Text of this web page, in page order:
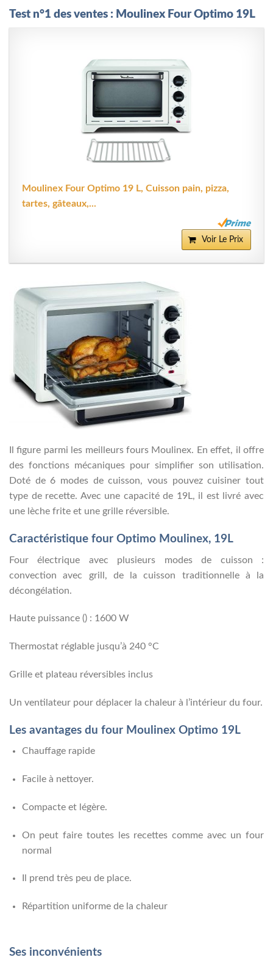
Test n°1 des ventes : Moulinex Four Optimo 19L
Moulinex Four Optimo 19 L, Cuisson pain, pizza,
tartes, gâteaux,...
Voir Le Prix
Il figure parmi les meilleurs fours Moulinex. En effet, il offre
des fonctions mécaniques pour simplifier son utilisation.
Doté de 6 modes de cuisson, vous pouvez cuisiner tout
type de recette. Avec une capacité de 19L, il est livré avec
une lèche frite et une grille réversible.
Caractéristique four Optimo Moulinex, 19L
Four électrique avec plusieurs modes de cuisson :
convection avec grill, de la cuisson traditionnelle à la
décongélation.
Haute puissance () : 1600 W
Thermostat réglable jusqu’à 240 °C
Grille et plateau réversibles inclus
Un ventilateur pour déplacer la chaleur à l’intérieur du four.
Les avantages du four Moulinex Optimo 19L
Chauffage rapide
Facile à nettoyer.
Compacte et légère.
On peut faire toutes les recettes comme avec un four
normal
Il prend très peu de place.
Répartition uniforme de la chaleur
Ses inconvénients